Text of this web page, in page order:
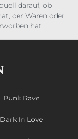
darauf, ob
der Waren oder
hat.
Punk Rave
Dark In Love